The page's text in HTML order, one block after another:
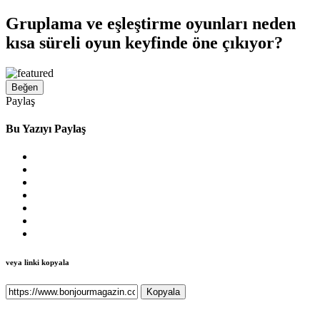
Gruplama ve eşleştirme oyunları neden
kısa süreli oyun keyfinde öne çıkıyor?
Beğen
Paylaş
Bu Yazıyı Paylaş
veya linki kopyala
Kopyala